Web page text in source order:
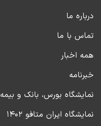
درباره ما
تماس با ما
همه اخبار
خبرنامه
نمایشگاه بورس، بانک و بیمه
نمایشگاه ایران متافو ۱۴۰۲